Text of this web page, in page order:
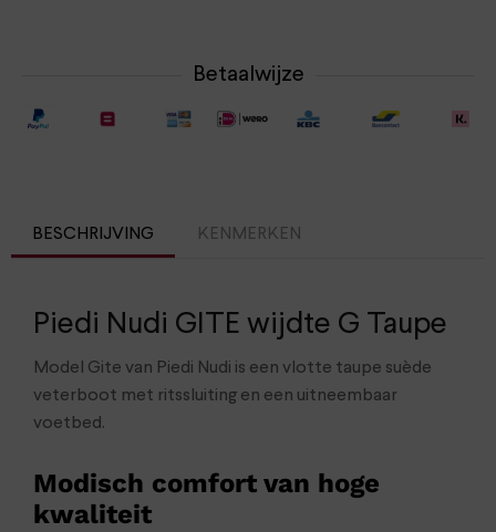
Betaalwijze
BESCHRIJVING KENMERKEN
Piedi Nudi GITE wijdte G Taupe
Model Gite van Piedi Nudi is een vlotte taupe suède
veterboot met ritssluiting en een uitneembaar
voetbed.
Modisch comfort van hoge
kwaliteit